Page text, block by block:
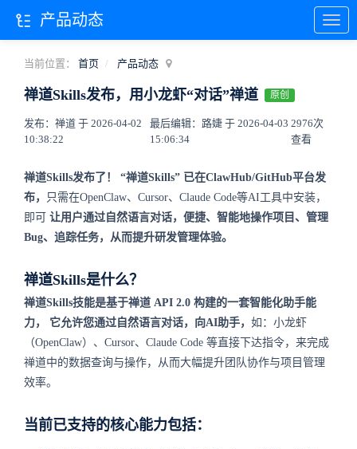
当前位置： 首页 产品动态
禅道Skills发布，用小龙虾“对话”禅道 原创
发布：禅道 于 2026-04-02
10:38:22
最后编辑：路婕 于 2026-04-03
15:06:34
2976次
查看
禅道Skills发布了！
“禅道Skills” 已在ClawHub/GitHub平台发
布，
只需在OpenClaw、Cursor、Claude Code等AI工具中安装，
即可 让用户通过自然语言对话，便捷、智能地操作项目、管理
Bug、追踪任务，从而提升研发管理体验。
禅道Skills是什么？
禅道Skills技能是基于禅道 API 2.0 构建的一套智能化助手能
力，
它允许您通过自然语言对话，向AI助手， 如：小龙虾
（OpenClaw）、Cursor、Claude Code 等直接下达指令，来完成
禅道中的数据查询与操作，从而大幅提升团队协作与项目管理
效率。
当前已支持的核心能力包括：
产品动态